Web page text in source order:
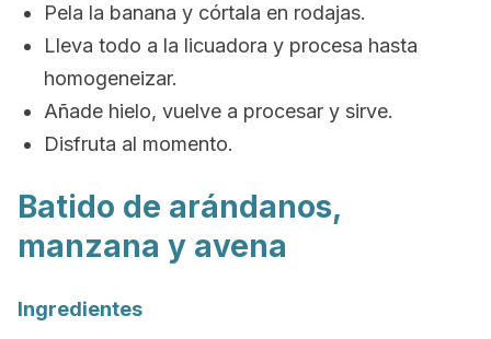
Pela la banana y córtala en rodajas.
Lleva todo a la licuadora y procesa hasta
homogeneizar.
Añade hielo, vuelve a procesar y sirve.
Disfruta al momento.
Batido de arándanos,
manzana y avena
Ingredientes